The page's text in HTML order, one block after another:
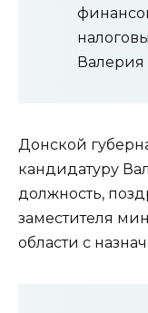
Донской
кандидатуру
должность,
заместителя
области с